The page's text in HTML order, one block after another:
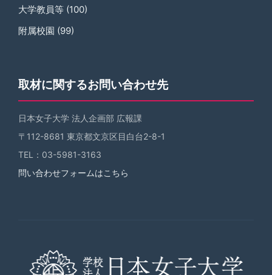
大学教員等 (100)
附属校園 (99)
取材に関するお問い合わせ先
日本女子大学 法人企画部 広報課
〒112-8681 東京都文京区目白台2-8-1
TEL：03-5981-3163
問い合わせフォームはこちら